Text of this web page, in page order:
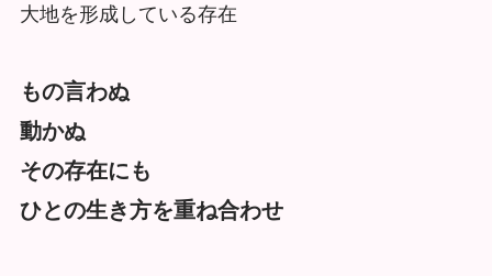
大地を形成している存在
もの言わぬ
動かぬ
その存在にも
ひとの生き方を重ね合わせ